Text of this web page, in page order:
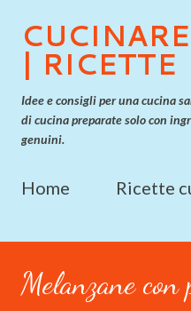
Passa ai
| RICETTE
Idee e consigli per una cucina
di cucina preparate solo con
genuini.
Home Ricette
Melanzane con